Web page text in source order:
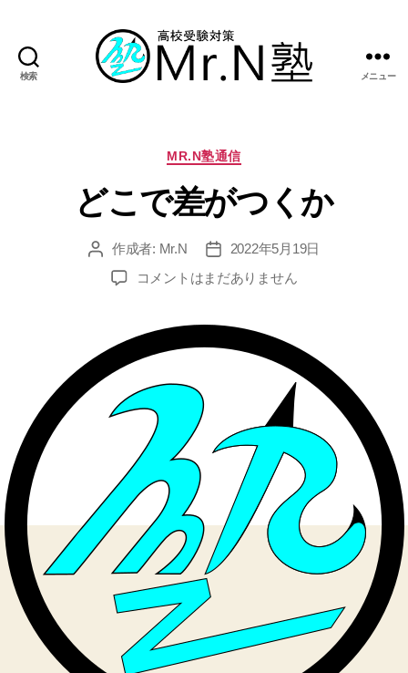
検索 メニュー
カ
ゴ
リ
MR.N塾通信
どこで差がつくか
投 作成者: Mr.N
投
稿
2022年5月19日
ど
差
が
く
へ
の
コメントはまだありません